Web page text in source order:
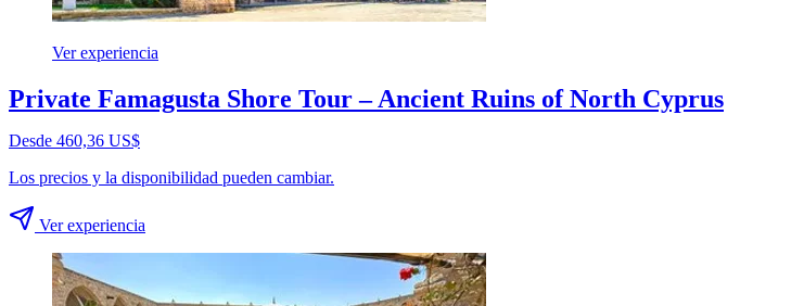
Ver experiencia
Private Famagusta Shore Tour – Ancient Ruins of North Cyprus
Desde 460,36 US$
Los precios y la disponibilidad pueden cambiar.
Ver experiencia